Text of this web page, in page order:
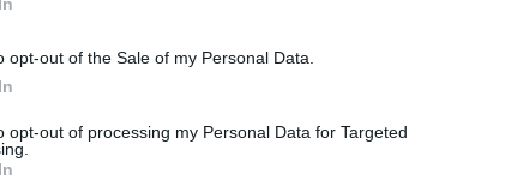
opt-out of the Sale of my Personal Data.
opt-out of processing my Personal Data for Targeted
καθώς ο Ανδρέας